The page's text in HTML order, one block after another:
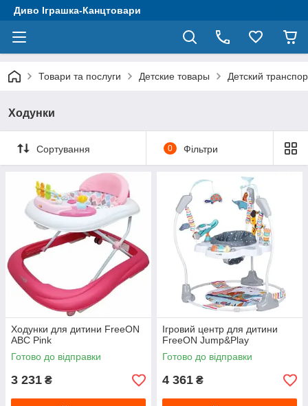
Диво Іграшка-Канцтовари
Товари та послуги Детские товары Детский
Ходунки
Сортування 0 Фільтри
Ходунки для дитини FreeON
ABC Pink
Готово до відправки
3 231 ₴
Ігровий центр для дитини
FreeON Jump&Play
Готово до відправки
4 361 ₴